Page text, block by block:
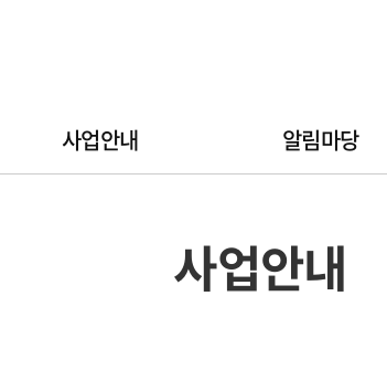
사업안내 알림마당
사업안내